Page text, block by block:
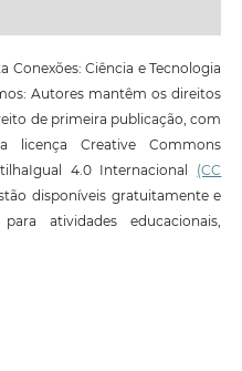
Conexões: Ciência e Tecnologia
Autores mantêm os direitos
de primeira publicação, com
licença Creative Commons
4.0 Internacional (CC
disponíveis gratuitamente e
atividades educacionais,